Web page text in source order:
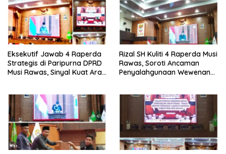
Eksekutif Jawab 4 Raperda
Strategis di Paripurna DPRD
Musi Rawas, Sinyal Kuat Arah
Rizal SH Kuliti 4 Raperda Musi
Rawas, Soroti Ancaman
Penyalahgunaan Wewenang